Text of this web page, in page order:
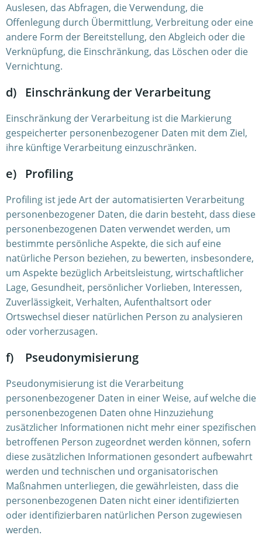
Auslesen, das Abfragen, die Verwendung, die
Offenlegung durch Übermittlung, Verbreitung oder eine
andere Form der Bereitstellung, den Abgleich oder die
Verknüpfung, die Einschränkung, das Löschen oder die
Vernichtung.
d) Einschränkung der Verarbeitung
Einschränkung der Verarbeitung ist die Markierung
gespeicherter personenbezogener Daten mit dem Ziel,
ihre künftige Verarbeitung einzuschränken.
e) Profiling
Profiling ist jede Art der automatisierten Verarbeitung
personenbezogener Daten, die darin besteht, dass diese
personenbezogenen Daten verwendet werden, um
bestimmte persönliche Aspekte, die sich auf eine
natürliche Person beziehen, zu bewerten, insbesondere,
um Aspekte bezüglich Arbeitsleistung, wirtschaftlicher
Lage, Gesundheit, persönlicher Vorlieben, Interessen,
Zuverlässigkeit, Verhalten, Aufenthaltsort oder
Ortswechsel dieser natürlichen Person zu analysieren
oder vorherzusagen.
f) Pseudonymisierung
Pseudonymisierung ist die Verarbeitung
personenbezogener Daten in einer Weise, auf welche die
personenbezogenen Daten ohne Hinzuziehung
zusätzlicher Informationen nicht mehr einer spezifischen
betroffenen Person zugeordnet werden können, sofern
diese zusätzlichen Informationen gesondert aufbewahrt
werden und technischen und organisatorischen
Maßnahmen unterliegen, die gewährleisten, dass die
personenbezogenen Daten nicht einer identifizierten
oder identifizierbaren natürlichen Person zugewiesen
werden.